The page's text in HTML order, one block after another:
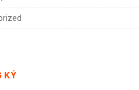
KÝ